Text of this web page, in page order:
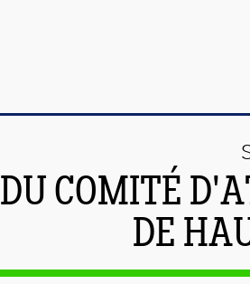
DU COMITÉ
DE